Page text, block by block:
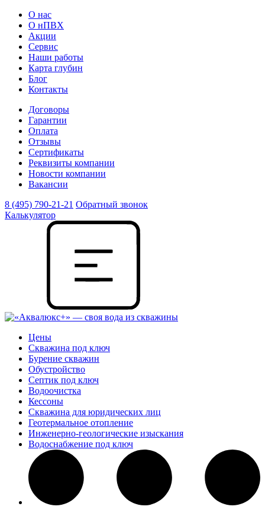
О нас
О нПВХ
Акции
Сервис
Наши работы
Карта глубин
Блог
Контакты
Договоры
Гарантии
Оплата
Отзывы
Сертификаты
Реквизиты компании
Новости компании
Вакансии
8 (495) 790-21-21 Обратный звонок
Калькулятор
Цены
Скважина под ключ
Бурение скважин
Обустройство
Септик под ключ
Водоочистка
Кессоны
Скважина для юридических лиц
Геотермальное отопление
Инженерно-геологические изыскания
Водоснабжение под ключ